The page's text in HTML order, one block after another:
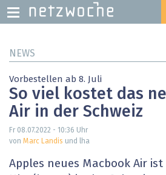
zumNEWS
Vorbestellen ab 8. Juli
So viel kostet das
Air in der Schweiz
Fr 08.07.2022 - 10:36 Uhr
von Marc Landis und lha
Apples neues Macbook Air ist